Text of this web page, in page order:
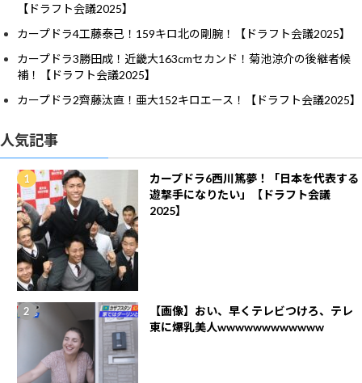
【ドラフト会議2025】
カープドラ4工藤泰己！159キロ北の剛腕！【ドラフト会議2025】
カープドラ3勝田成！近畿大163cmセカンド！菊池涼介の後継者候
補！【ドラフト会議2025】
カープドラ2齊藤汰直！亜大152キロエース！【ドラフト会議2025】
人気記事
カープドラ6西川篤夢！「日本を代表する
遊撃手になりたい」【ドラフト会議
2025】
【画像】おい、早くテレビつけろ、テレ
東に爆乳美人wwwwwwwwwwww